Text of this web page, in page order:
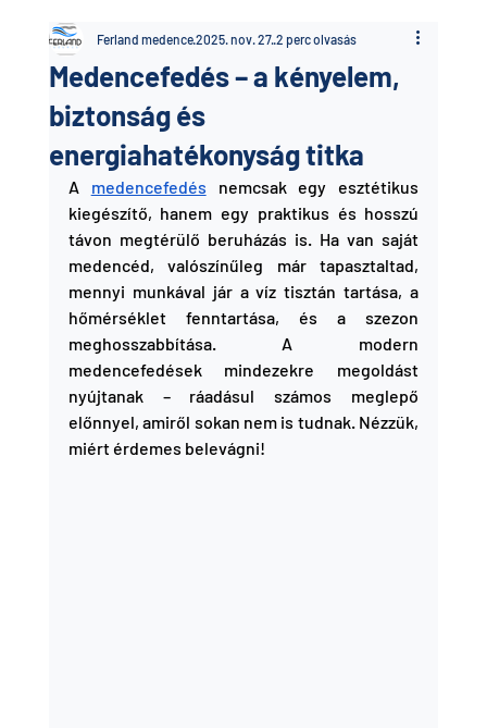
Medencefedés – a kényelem,
biztonság és
energiahatékonyság titka
Ferland medence2025. nov. 27.2 perc olvasás
A medencefedés nemcsak egy esztétikus
kiegészítő, hanem egy praktikus és hosszú
távon megtérülő beruházás is. Ha van saját
medencéd, valószínűleg már tapasztaltad,
mennyi munkával jár a víz tisztán tartása, a
hőmérséklet fenntartása, és a szezon
meghosszabbítása. A modern
medencefedések mindezekre megoldást
nyújtanak – ráadásul számos meglepő
előnnyel, amiről sokan nem is tudnak. Nézzük,
miért érdemes belevágni!